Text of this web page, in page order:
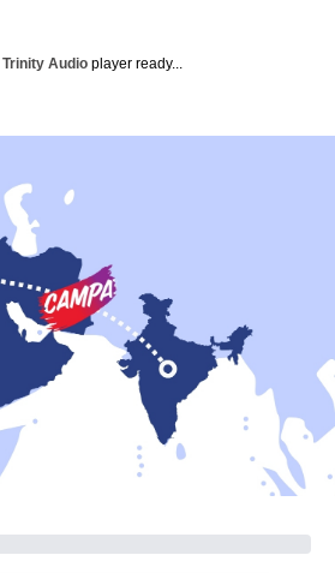
Trinity Audio player ready...